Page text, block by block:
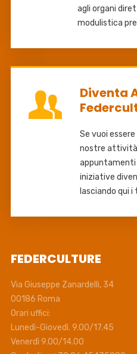
agli organi
modulistica
Diventa
Se vuoi
nostre
appuntamenti
iniziative
lasciando qui i
FEDERCULTURE
Via Giuseppe Zanardelli, 34
00186 Roma
Orari uffici:
Lunedì-Giovedì. 9.00/17.45
Venerdì 9.00/14.00